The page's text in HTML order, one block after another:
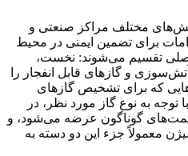
مختلف مراکز صنعتی و
برای تضمین ایمنی در محیط‌
اصلی تقسیم می‌شوند: نخست،
و گازهای قابل انفجار را
که برای تشخیص گازهای
به نوع گاز مورد نظر، در
گوناگون عرضه می‌شود، و
معمولاً جزء این دو دسته به